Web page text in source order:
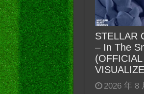
STELLAR
– In The
2026 年 8